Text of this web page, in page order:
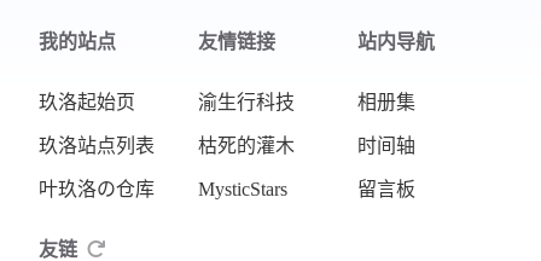
我的站点
玖洛起始页
玖洛站点列表
叶玖洛の仓库
友情链接
渝生行科技
枯死的灌木
MysticStars
站内导航
相册集
时间轴
留言板
友链